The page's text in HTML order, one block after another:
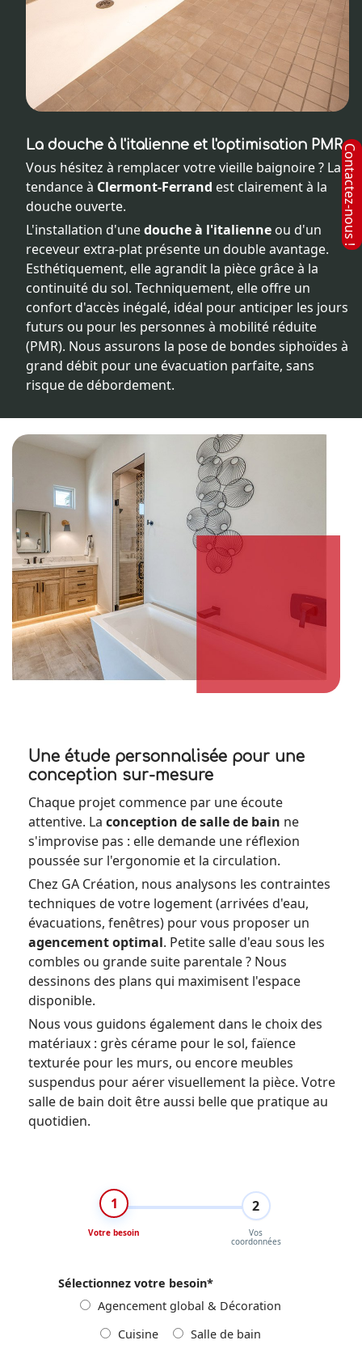
La douche à l'italienne et l'optimisation PMR
Vous hésitez à remplacer votre vieille baignoire ? La
tendance à Clermont-Ferrand est clairement à la
douche ouverte.
L'installation d'unedouche à l'italienne ou d'un
receveur extra-plat présente un double avantage.
Esthétiquement, elle agrandit la pièce grâce à la
continuité du sol. Techniquement, elle offre un
confort d'accès inégalé, idéal pour anticiper les jours
futurs ou pour les personnes à mobilité réduite
(PMR). Nous assurons la pose de bondes siphoïdes à
grand débit pour une évacuation parfaite, sans
risque de débordement.
Une étude personnalisée pour une
conception sur-mesure
Chaque projet commence par une écoute
attentive. La conception de salle de bain ne
s'improvise pas : elle demande une réflexion
poussée sur l'ergonomie et la circulation.
Chez GA Création, nous analysons les contraintes
techniques de votre logement (arrivées d'eau,
évacuations, fenêtres) pour vous proposer un
agencement optimal. Petite salle d'eau sous les
combles ou grande suite parentale ? Nous
dessinons des plans qui maximisent l'espace
disponible.
Nous vous guidons également dans le choix des
matériaux : grès cérame pour le sol, faïence
texturée pour les murs, ou encore meubles
suspendus pour aérer visuellement la pièce. Votre
salle de bain doit être aussi belle que pratique au
quotidien.
1
Votre besoin
2
Vos
coordonnées
Sélectionnez votre besoin*
Agencement global & Décoration
Cuisine
Salle de bain